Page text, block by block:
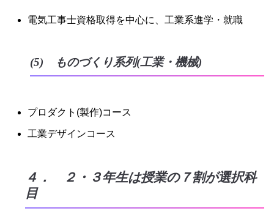
電気工事士資格取得を中心に、工業系進学・就職
(5) ものづくり系列(工業・機械)
プロダクト(製作)コース
工業デザインコース
４． ２・３年生は授業の７割が選択科
目